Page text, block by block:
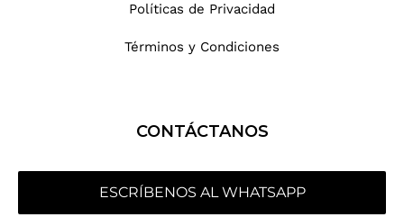
Políticas de Privacidad
Términos y Condiciones
CONTÁCTANOS
ESCRÍBENOS AL WHATSAPP